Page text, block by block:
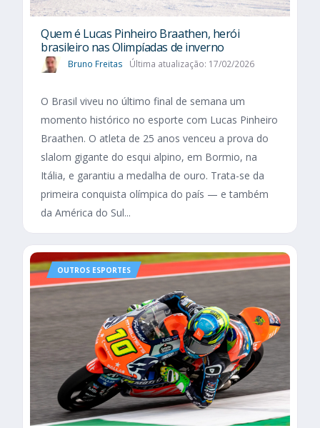
Quem é Lucas Pinheiro Braathen, herói
brasileiro nas Olimpíadas de inverno
Bruno Freitas Última atualização: 17/02/2026
O Brasil viveu no último final de semana um
momento histórico no esporte com Lucas Pinheiro
Braathen. O atleta de 25 anos venceu a prova do
slalom gigante do esqui alpino, em Bormio, na
Itália, e garantiu a medalha de ouro. Trata-se da
primeira conquista olímpica do país — e também
da América do Sul...
OUTROS ESPORTES